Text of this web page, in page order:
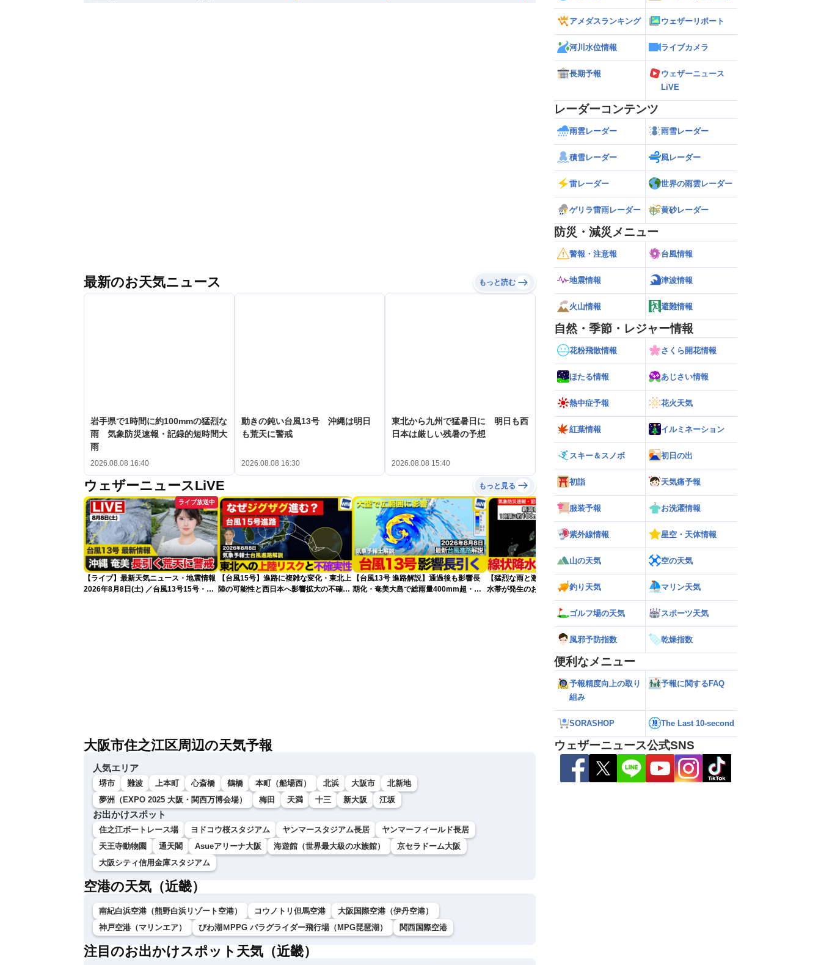
最新のお天気ニュース もっと読む
岩手県で1時間に約100mmの猛烈な
雨 気象防災速報・記録的短時間大
雨
2026.08.08 16:40
動きの鈍い台風13号 沖縄は明日
も荒天に警戒
2026.08.08 16:30
東北から九州で猛暑日に 明日も西
日本は厳しい残暑の予想
2026.08.08 15:40
ウェザーニュースLiVE もっと見る
ライブ放送中
【ライブ】最新天気ニュース・地震情報
2026年8月8日(土) ／台風13号15号・ゲ
【台風15号】進路に複雑な変化・東北上
陸の可能性と西日本へ影響拡大の不確実
【台風13号 進路解説】通過後も影響長
期化・奄美大島で総雨量400mm超・高
【猛烈な雨と激しい雷雨】新潟は線状降
水帯が発生のおそれも＜気象防災速報・
それ 接近後はゲリラ雷雨の頻度高まる
大阪市住之江区周辺の天気予報
人気エリア
堺市 難波 上本町 心斎橋 鶴橋 本町（船場西） 北浜 大阪市
北新地
夢洲（EXPO 2025 大阪・関西万博会場）
梅田 天満 十三 新大阪 江坂
お出かけスポット
住之江ボートレース場 ヨドコウ桜スタジアム ヤンマースタジアム長居
ヤンマーフィールド長居
天王寺動物園
通天閣 Asueアリーナ大阪 海遊館（世界最大級の水族館）
京セラドーム大阪
大阪シティ信用金庫スタジアム
空港の天気（近畿）
南紀白浜空港（熊野白浜リゾート空港） コウノトリ但馬空港
大阪国際空港（伊丹空港）
神戸空港（マリンエア）
びわ湖ＭPPG パラグライダー飛行場（MPG琵琶湖） 関西国際空港
注目のお出かけスポット天気（近畿）
アメダスランキング ウェザーリポート
河川水位情報 ライブカメラ
長期予報
ウェザーニュース
LiVE
レーダーコンテンツ
雨雲レーダー 雨雪レーダー
積雪レーダー 風レーダー
雷レーダー 世界の雨雲レーダー
ゲリラ雷雨レーダー 黄砂レーダー
防災・減災メニュー
警報・注意報 台風情報
地震情報 津波情報
火山情報 避難情報
自然・季節・レジャー情報
花粉飛散情報 さくら開花情報
ほたる情報 あじさい情報
熱中症予報 花火天気
紅葉情報 イルミネーション
スキー＆スノボ 初日の出
初詣 天気痛予報
服装予報 お洗濯情報
紫外線情報 星空・天体情報
山の天気 空の天気
釣り天気 マリン天気
ゴルフ場の天気 スポーツ天気
風邪予防指数 乾燥指数
便利なメニュー
予報精度向上の取り
組み
予報に関するFAQ
SORASHOP The Last 10-second
ウェザーニュース公式SNS